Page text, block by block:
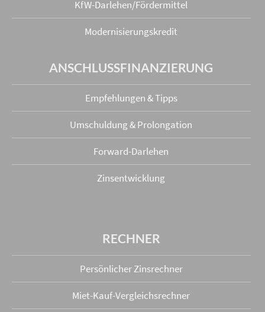
KfW-Darlehen/Fördermittel
Modernisierungskredit
ANSCHLUSS­FINANZIERUNG
Empfehlungen & Tipps
Umschuldung & Prolongation
Forward-Darlehen
Zinsentwicklung
RECHNER
Persönlicher Zinsrechner
Miet-Kauf-Vergleichsrechner